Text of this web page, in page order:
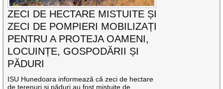
ZECI DE HECTARE MISTUITE ȘI
ZECI DE POMPIERI MOBILIZAȚI
PENTRU A PROTEJA OAMENI,
LOCUINȚE, GOSPODĂRII ȘI
PĂDURI
ISU Hunedoara informează că zeci de hectare
de terenuri și păduri au fost mistuite de